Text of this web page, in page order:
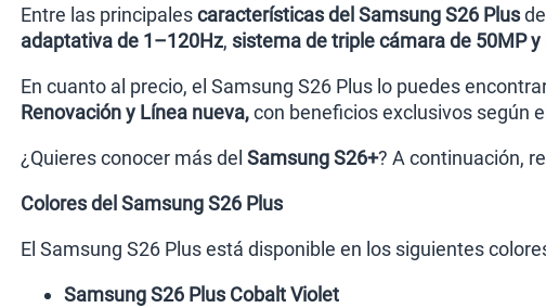
Entre las principalescaracterísticas del Samsung S26 Plus
adaptativa de 1–120Hz, sistema de triple cámara de 50MP
En cuanto al precio, el Samsung S26 Plus lo puedes
Renovación y Línea nueva,con beneficios exclusivos según
¿Quieres conocer más del Samsung S26+? A continuación,
Colores del Samsung S26 Plus
El Samsung S26 Plus está disponible en los siguientes
Samsung S26 Plus Cobalt Violet